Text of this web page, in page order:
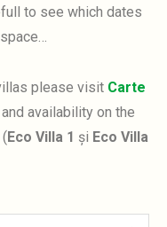
to see which dates
please visit Carte
availability on the
Eco Villa 1 și Eco Villa